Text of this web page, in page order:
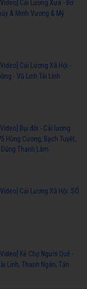
Video] Cải Lương Xưa - Bơ
& Minh Vương & Mỹ
Video] Cải Lương Xã Hội -
- Vũ Linh Tài Linh
Video] Bụi đời - Cải lương
Hùng Cường, Bạch Tuyết,
Dũng Thanh Lâm
Video] Cải Lương Xã Hội: SỐ
Video] Kẻ Chợ Người Quê -
Linh, Thanh Ngân, Tấn